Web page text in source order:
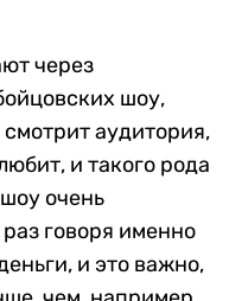
через
шоу,
аудитория,
и такого рода
очень
говоря именно
и это важно,